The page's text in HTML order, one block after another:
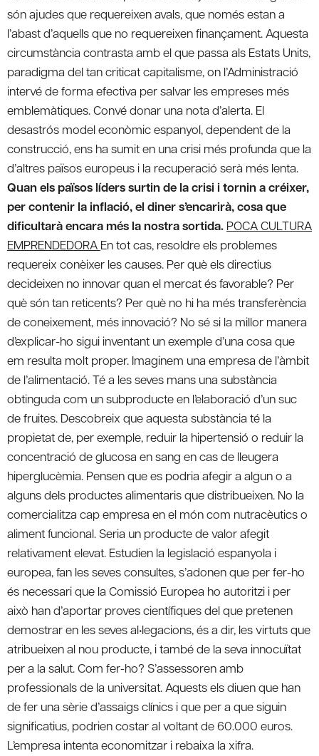
són ajudes que requereixen avals, que només estan a
l’abast d’aquells que no requereixen finançament. Aquesta
circumstància contrasta amb el que passa als Estats Units,
paradigma del tan criticat capitalisme, on l’Administració
intervé de forma efectiva per salvar les empreses més
emblemàtiques. Convé donar una nota d’alerta. El
desastrós model econòmic espanyol, dependent de la
construcció, ens ha sumit en una crisi més profunda que la
d’altres països europeus i la recuperació serà més lenta.
Quan els països líders surtin de la crisi i tornin a créixer,
per contenir la inflació, el diner s’encarirà, cosa que
dificultarà encara més la nostra sortida. POCA CULTURA
EMPRENDEDORA En tot cas, resoldre els problemes
requereix conèixer les causes. Per què els directius
decideixen no innovar quan el mercat és favorable? Per
què són tan reticents? Per què no hi ha més transferència
de coneixement, més innovació? No sé si la millor manera
d’explicar-ho sigui inventant un exemple d’una cosa que
em resulta molt proper. Imaginem una empresa de l’àmbit
de l’alimentació. Té a les seves mans una substància
obtinguda com un subproducte en l’elaboració d’un suc
de fruites. Descobreix que aquesta substància té la
propietat de, per exemple, reduir la hipertensió o reduir la
concentració de glucosa en sang en cas de lleugera
hiperglucèmia. Pensen que es podria afegir a algun o a
alguns dels productes alimentaris que distribueixen. No la
comercialitza cap empresa en el món com nutracèutics o
aliment funcional. Seria un producte de valor afegit
relativament elevat. Estudien la legislació espanyola i
europea, fan les seves consultes, s’adonen que per fer-ho
és necessari que la Comissió Europea ho autoritzi i per
això han d’aportar proves científiques del que pretenen
demostrar en les seves al•legacions, és a dir, les virtuts que
atribueixen al nou producte, i també de la seva innocuïtat
per a la salut. Com fer-ho? S’assessoren amb
professionals de la universitat. Aquests els diuen que han
de fer una sèrie d’assaigs clínics i que per a que siguin
significatius, podrien costar al voltant de 60.000 euros.
L’empresa intenta economitzar i rebaixa la xifra.